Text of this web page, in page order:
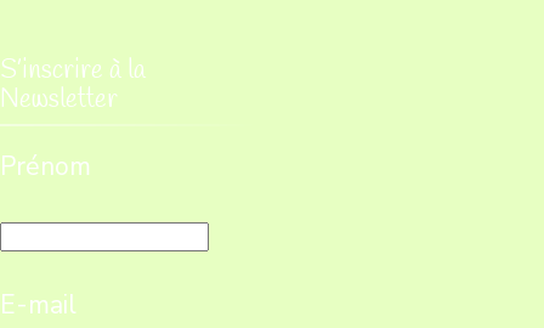
S’inscrire à la
Newsletter
Prénom
E-mail